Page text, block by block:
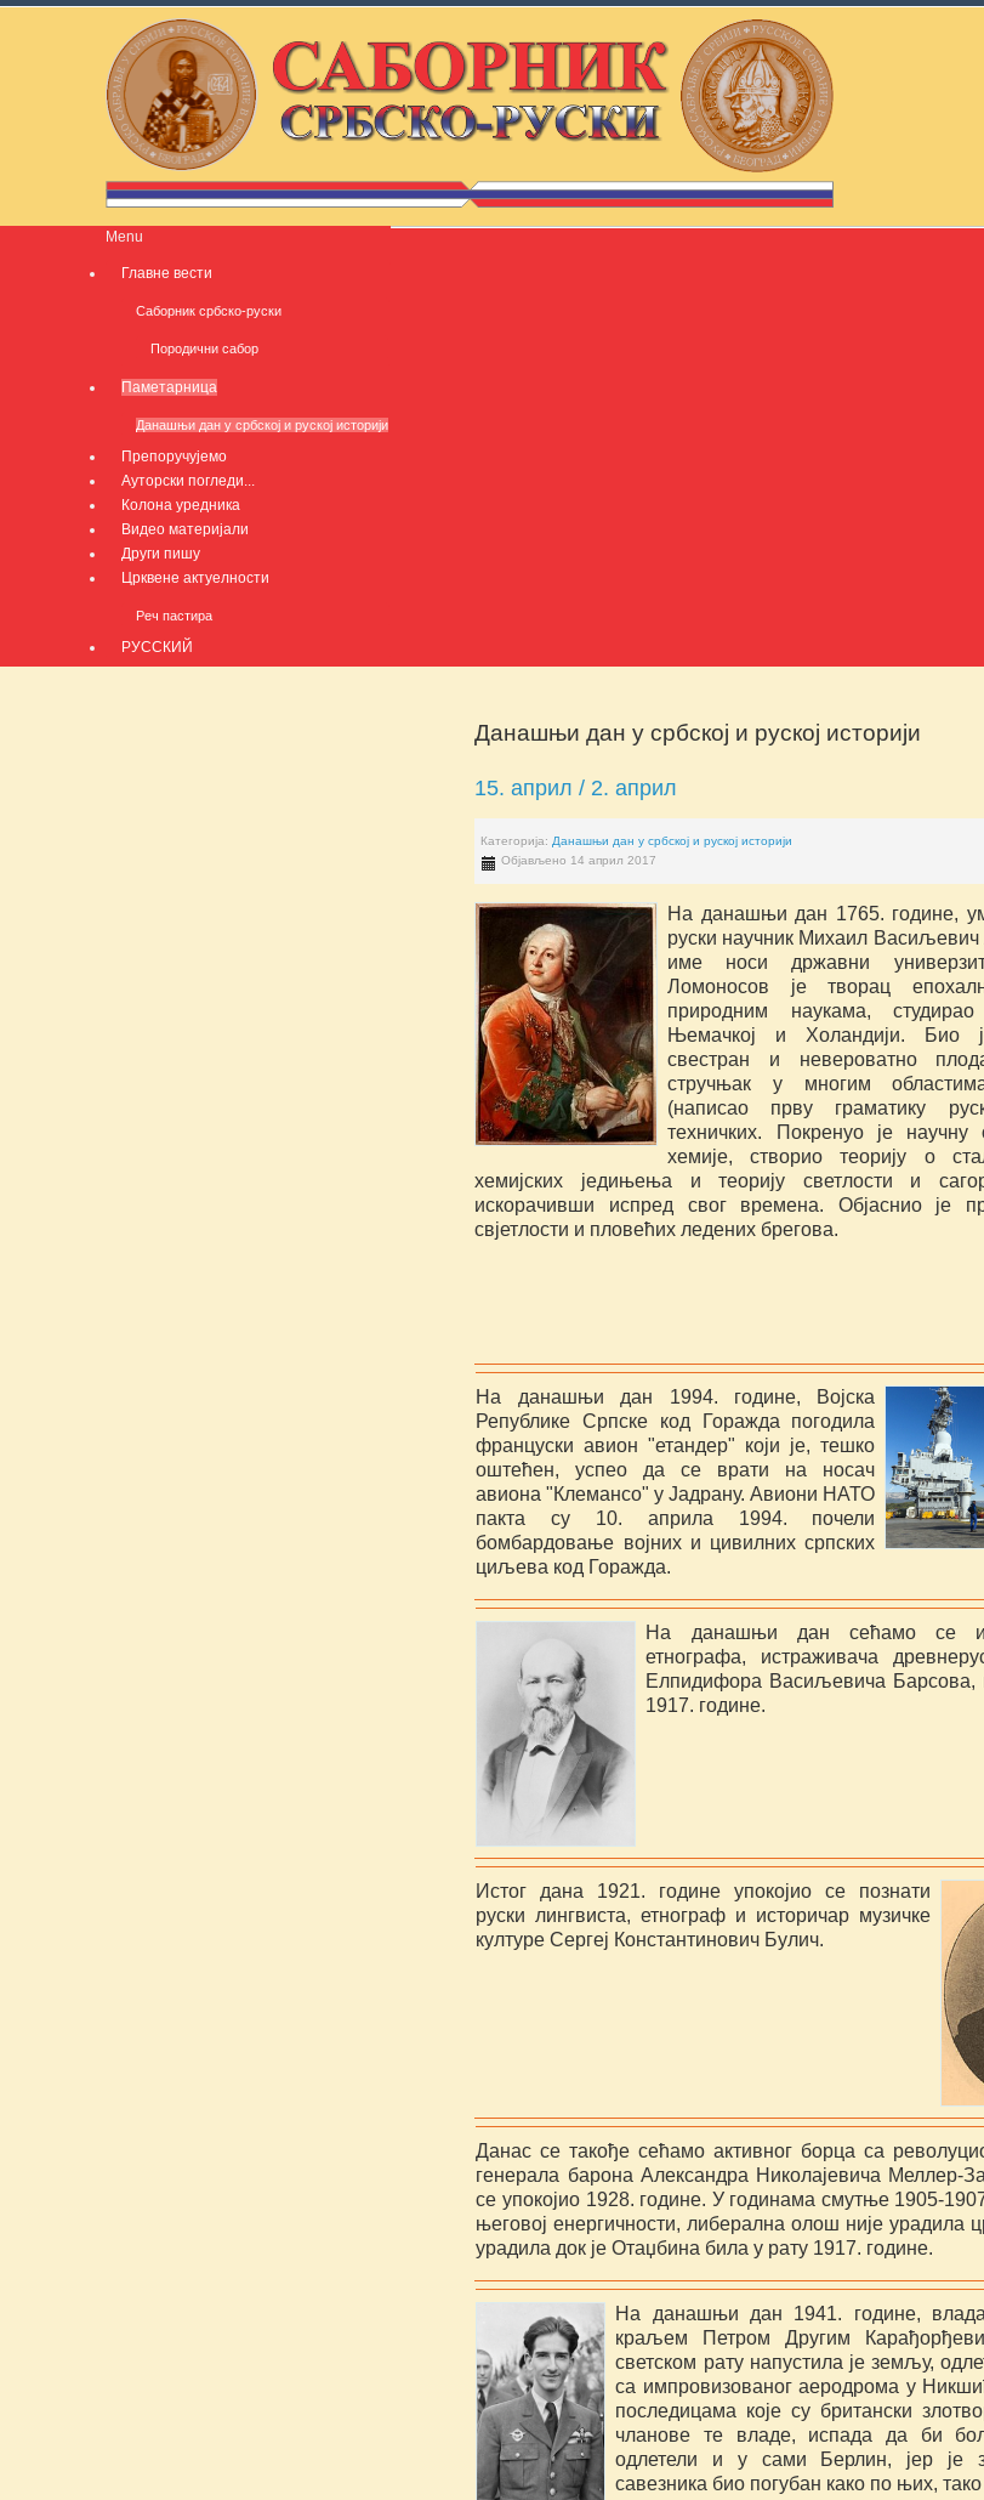
Menu
Главне вести
Саборник србско-руски
Породични сабор
Паметарница
Данашњи дан у србској и руској историји
Препоручујемо
Ауторски погледи...
Колона уредника
Видео материјали
Други пишу
Црквене актуелности
Реч пастира
РУССКИЙ
Данашњи дан у србској и руској историји
15. април / 2. април
Категорија: Данашњи дан у србској и руској историји
Објављено 14 април 2017
На данашњи дан 1765. године,
руски научник Михаил Васиљевич
име носи државни
Ломоносов је творац
природним наукама,
Њемачкој и Холандији. Био
свестран и невероватно
стручњак у многим
(написао прву граматику
техничких. Покренуо је научну
хемије, створио теорију о
хемијских једињења и теорију светлости и
искорачивши испред свог времена. Објаснио је
свјетлости и пловећих ледених брегова.
На данашњи дан 1994. године, Војска
Републике Српске код Горажда погодила
француски авион "етандер" који је, тешко
оштећен, успео да се врати на носач
авиона "Клемансо" у Јадрану. Авиони НАТО
пакта су 10. априла 1994. почели
бомбардовање војних и цивилних српских
циљева код Горажда.
На данашњи дан сећамо се и
етнографа, истраживача
Елпидифора Васиљевича Барсова,
1917. године.
Истог дана 1921. године упокојио се познати
руски лингвиста, етнограф и историчар музичке
културе Сергеј Константинович Булич.
Данас се такође сећамо активног борца са
генерала барона Александра Николајевича Меллер-
се упокојио 1928. године. У годинама смутње 1905-
његовој енергичности, либерална олош није урадила
урадила док је Отаџбина била у рату 1917. године.
На данашњи дан 1941. године, влада
краљем Петром Другим
светском рату напустила је земљу,
са импровизованог аеродрома у
последицама које су британски
чланове те владе, испада да би
одлетели и у сами Берлин, јер је
савезника био погубан како по њих,